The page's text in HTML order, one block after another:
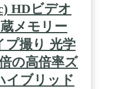
HDビデオ
メモリー
プ撮り 光学
の高倍率ズ
イブリッド